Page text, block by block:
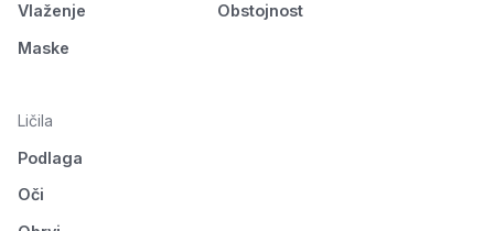
Vlaženje
Maske
Obstojnost
Ličila
Podlaga
Oči